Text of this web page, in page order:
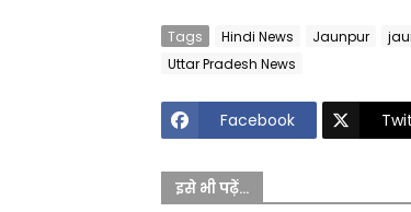
Tags Hindi News Jaunpur
Uttar Pradesh News
Facebook
इसे भी पढ़ें...